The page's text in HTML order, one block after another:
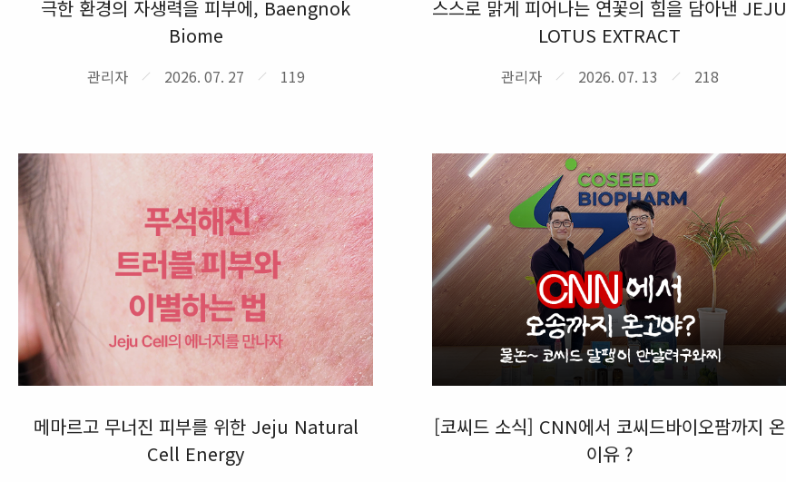
극한 환경의 자생력을 피부에, Baengnok
Biome
관리자 2026. 07. 27 119
스스로 맑게 피어나는 연꽃의 힘을 담아낸 JEJU
LOTUS EXTRACT
관리자 2026. 07. 13 218
메마르고 무너진 피부를 위한 Jeju Natural
Cell Energy
[코씨드 소식] CNN에서 코씨드바이오팜까지 온
이유 ?